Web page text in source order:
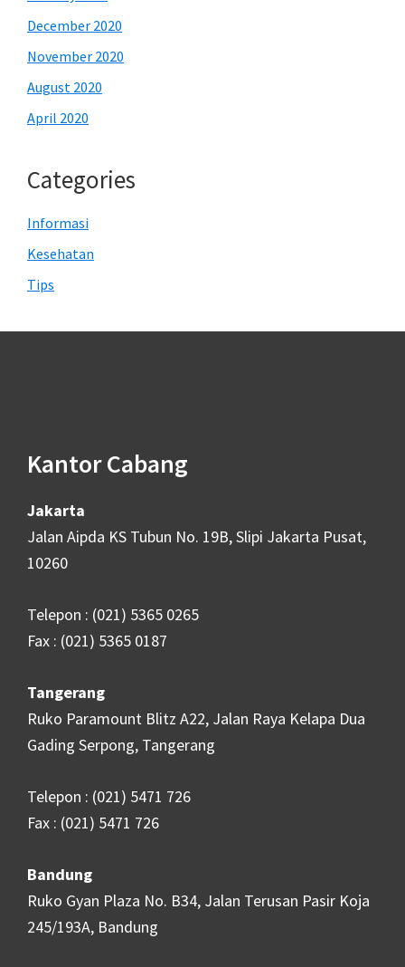
December 2020
November 2020
August 2020
April 2020
Categories
Informasi
Kesehatan
Tips
Kantor Cabang
Jakarta
Jalan Aipda KS Tubun No. 19B, Slipi Jakarta Pusat,
10260
Telepon : (021) 5365 0265
Fax : (021) 5365 0187
Tangerang
Ruko Paramount Blitz A22, Jalan Raya Kelapa Dua
Gading Serpong, Tangerang
Telepon : (021) 5471 726
Fax : (021) 5471 726
Bandung
Ruko Gyan Plaza No. B34, Jalan Terusan Pasir Koja
245/193A, Bandung